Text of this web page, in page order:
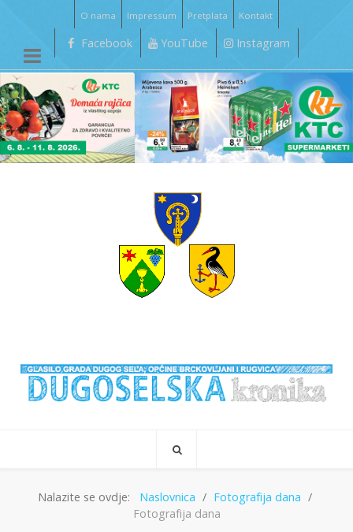
O nama Impressum Pretplata Kontakt
Facebook YouTube Instagram
Nalazite se ovdje: Naslovnica
Fotografija dana
Fotografija dana